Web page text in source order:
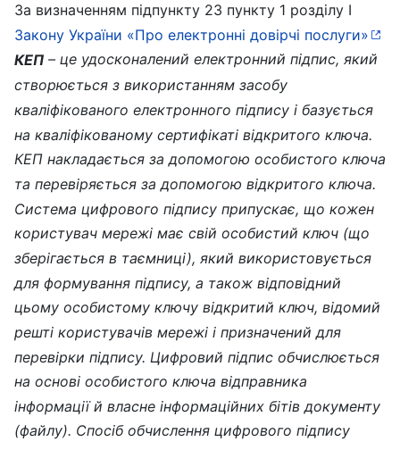
За визначенням підпункту 23 пункту 1 розділу I
Закону України «Про електронні довірчі послуги»
КЕП – це удосконалений електронний підпис, який
створюється з використанням засобу
кваліфікованого електронного підпису і базується
на кваліфікованому сертифікаті відкритого ключа.
КЕП накладається за допомогою особистого ключа
та перевіряється за допомогою відкритого ключа.
Система цифрового підпису припускає, що кожен
користувач мережі має свій особистий ключ (що
зберігається в таємниці), який використовується
для формування підпису, а також відповідний
цьому особистому ключу відкритий ключ, відомий
решті користувачів мережі і призначений для
перевірки підпису. Цифровий підпис обчислюється
на основі особистого ключа відправника
інформації й власне інформаційних бітів документу
(файлу). Спосіб обчислення цифрового підпису